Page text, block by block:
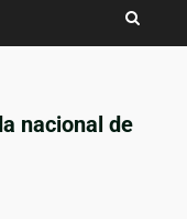
nacional de